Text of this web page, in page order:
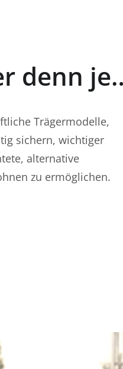
denn
Trägermodelle,
sichern, wichtiger
alternative
zu ermöglichen.